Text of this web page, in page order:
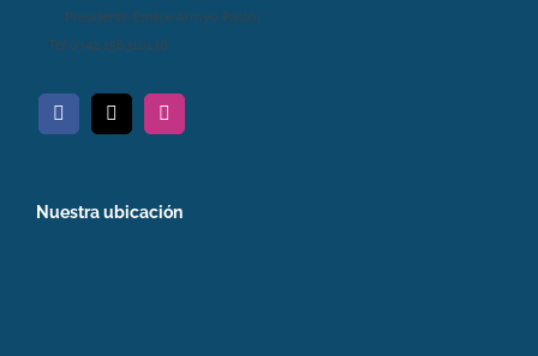
Presidente Emilce Arroyo Pastor:
Tel 0342 156310138.
Nuestra ubicación